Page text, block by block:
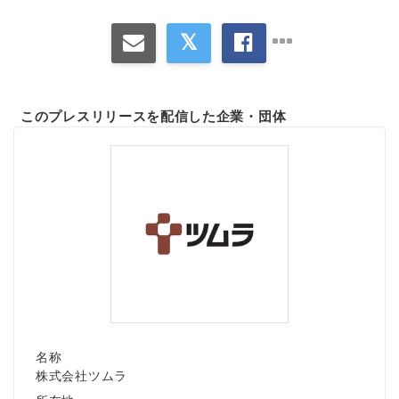
このプレスリリースを配信した企業・団体
名称
株式会社ツムラ